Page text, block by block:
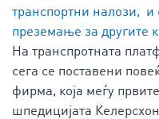
транспортни налози, и
преземање за другите
На транспротната
сега се поставени
фирма, која меѓу
шпедицијата